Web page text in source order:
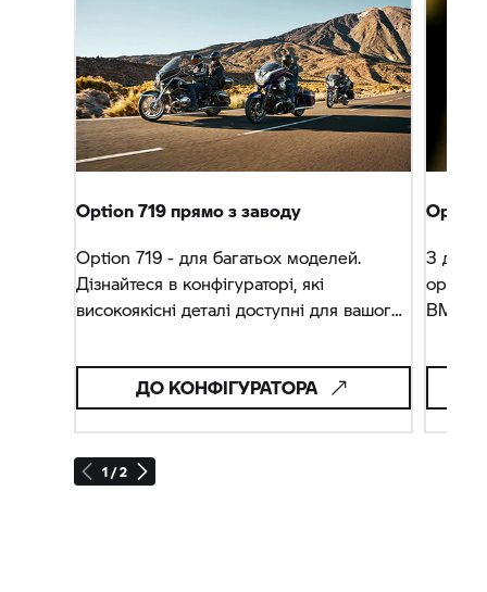
1 / 2
Option 719 прямо з заводу
Option 719 - для багатьох моделей.
Дізнайтеся в конфігураторі, які
високоякісні деталі доступні для вашого
ДО КОНФІГУРАТОРА
Option
З
BMW